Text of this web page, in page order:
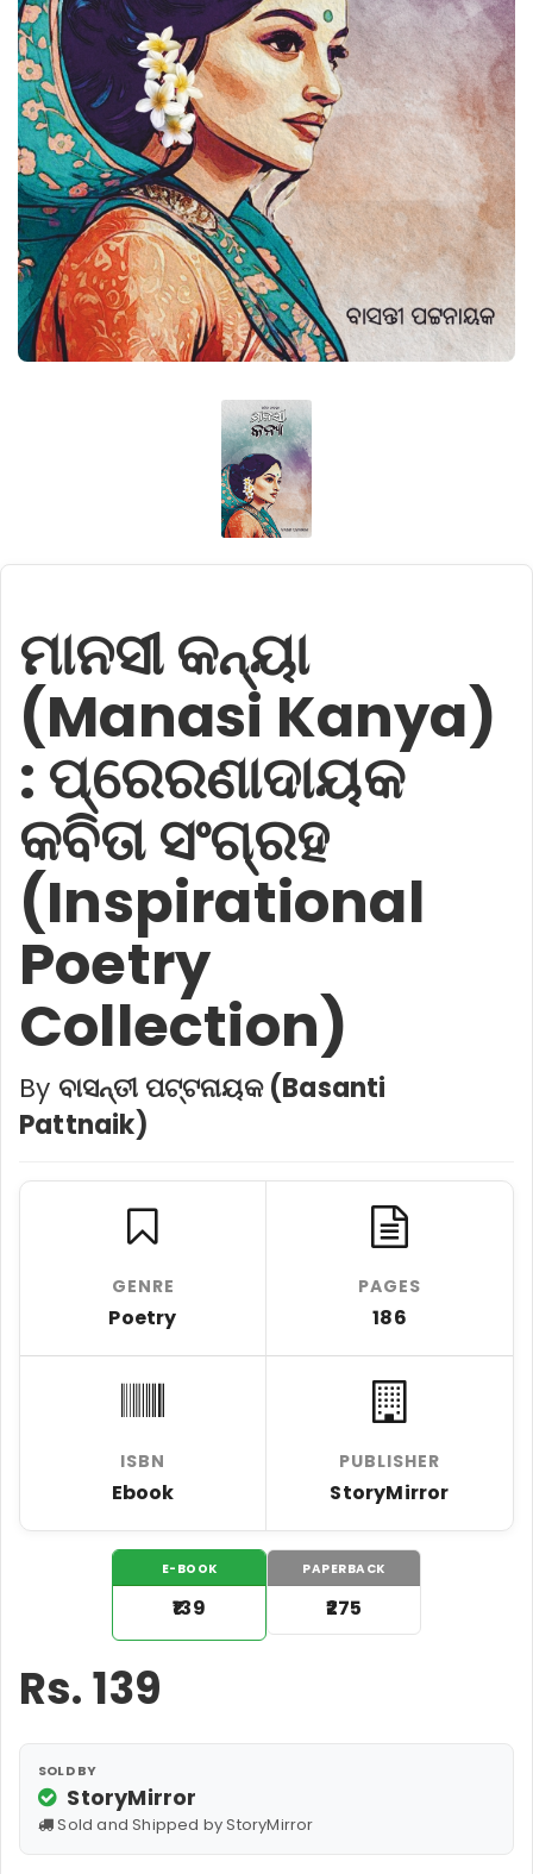
ମାନସୀ କନ୍ୟା
(Manasi Kanya)
: ପ୍ରେରଣାଦାୟକ
କବିତା ସଂଗ୍ରହ
(Inspirational
Poetry
Collection)
By ବାସନ୍ତୀ ପଟ୍ଟନାୟକ (Basanti
Pattnaik)
GENRE
Poetry
PAGES
186
ISBN
Ebook
PUBLISHER
StoryMirror
E-BOOK
₹139
PAPERBACK
₹275
Rs.139
SOLD BY
StoryMirror
Sold and Shipped by StoryMirror